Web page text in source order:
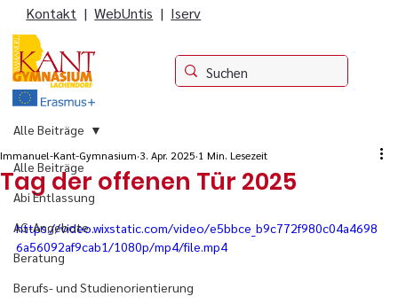
Kontakt |WebUntis | Iserv
Alle Beiträge
Abi Entlassung
AG-Angebote
Beratung
Berufs- und Studienorientierung
Alle Beiträge
Tag der offenen Tür 2025
Immanuel-Kant-Gymnasium 3. Apr. 2025 1 Min. Lesezeit
https://video.wixstatic.com/video/e5bbce_b9c772f980c04a4698
6a56092af9cab1/1080p/mp4/file.mp4